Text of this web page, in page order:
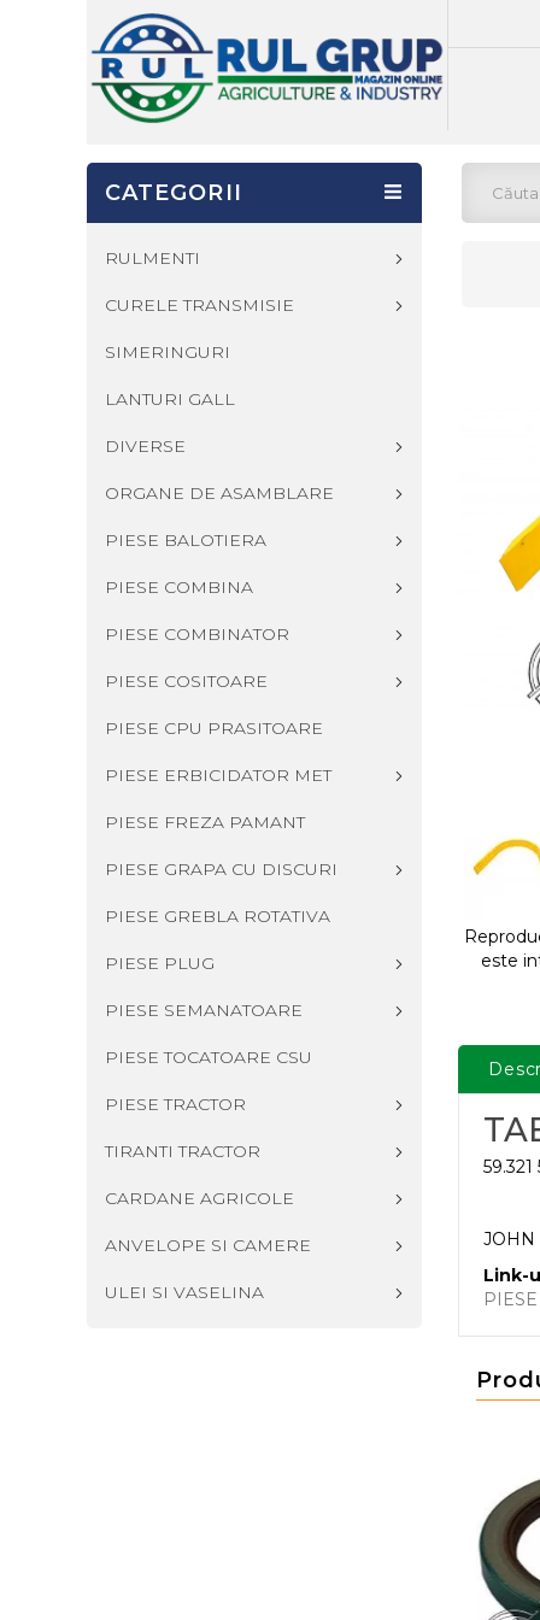
CATEGORII
RULMENTI
CURELE TRANSMISIE
SIMERINGURI
LANTURI GALL
DIVERSE
ORGANE DE ASAMBLARE
PIESE BALOTIERA
PIESE COMBINA
PIESE COMBINATOR
PIESE COSITOARE
PIESE CPU PRASITOARE
PIESE ERBICIDATOR MET
PIESE FREZA PAMANT
PIESE GRAPA CU DISCURI
PIESE GREBLA ROTATIVA
PIESE PLUG
PIESE SEMANATOARE
PIESE TOCATOARE CSU
PIESE TRACTOR
TIRANTI TRACTOR
CARDANE AGRICOLE
ANVELOPE SI CAMERE
ULEI SI VASELINA
este
JOHN
Link-